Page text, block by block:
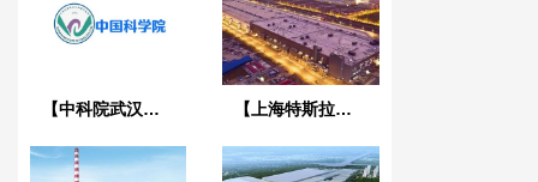
【中科院武汉病毒研究所】EPDM橡胶接头合同 【上海特斯拉超级工厂】金属软管合同